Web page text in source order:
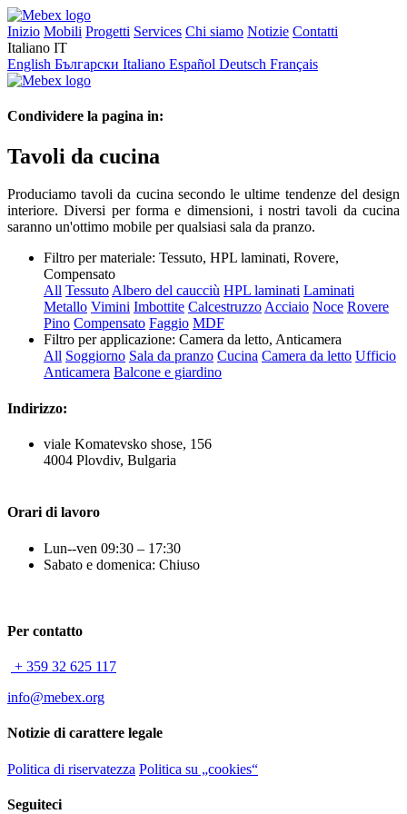
Inizio Mobili Progetti Services Chi siamo Notizie Contatti
Italiano IT
English Български Italiano Español Deutsch Français
Condividere la pagina in:
Tavoli da cucina
Produciamo tavoli da cucina secondo le ultime tendenze del design
interiore. Diversi per forma e dimensioni, i nostri tavoli da cucina
saranno un'ottimo mobile per qualsiasi sala da pranzo.
Filtro per materiale: Tessuto, HPL laminati, Rovere,
Compensato
All TessutoAlbero del caucciù HPL laminati Laminati
Metallo Vimini Imbottite CalcestruzzoAcciaio Noce Rovere
Pino Compensato Faggio MDF
Filtro per applicazione: Camera da letto, Anticamera
All Soggiorno Sala da pranzo Cucina Camera da letto Ufficio
Anticamera Balcone e giardino
Indirizzo:
viale Komatevsko shose, 156
4004 Plovdiv, Bulgaria
Orari di lavoro
Lun--ven 09:30 – 17:30
Sabato e domenica: Chiuso
Per contatto
+ 359 32 625 117
info@mebex.org
Notizie di carattere legale
Politica di riservatezza Politica su „cookies“
Seguiteci